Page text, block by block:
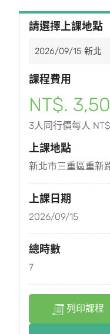
請選擇上課地點
課程費用
NT$.
3人同行價每人
上課地點
新北市三重區重新
上課日期
2026/09/15
總時數
7
列印課程